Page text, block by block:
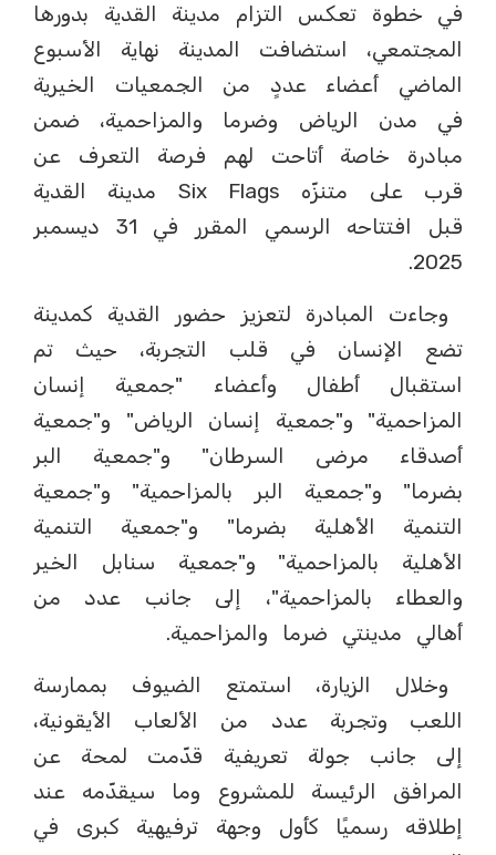
في خطوة تعكس التزام مدينة القدية بدورها
المجتمعي، استضافت المدينة نهاية الأسبوع
الماضي أعضاء عددٍ من الجمعيات الخيرية
في مدن الرياض وضرما والمزاحمية، ضمن
مبادرة خاصة أتاحت لهم فرصة التعرف عن
قرب على متنزّه Six Flags مدينة القدية
قبل افتتاحه الرسمي المقرر في 31 ديسمبر
2025.
وجاءت المبادرة لتعزيز حضور القدية كمدينة
تضع الإنسان في قلب التجربة، حيث تم
استقبال أطفال وأعضاء "جمعية إنسان
المزاحمية" و"جمعية إنسان الرياض" و"جمعية
أصدقاء مرضى السرطان" و"جمعية البر
بضرما" و"جمعية البر بالمزاحمية" و"جمعية
التنمية الأهلية بضرما" و"جمعية التنمية
الأهلية بالمزاحمية" و"جمعية سنابل الخير
والعطاء بالمزاحمية"، إلى جانب عدد من
أهالي مدينتي ضرما والمزاحمية.
وخلال الزيارة، استمتع الضيوف بممارسة
اللعب وتجربة عدد من الألعاب الأيقونية،
إلى جانب جولة تعريفية قدّمت لمحة عن
المرافق الرئيسة للمشروع وما سيقدّمه عند
إطلاقه رسميًا كأول وجهة ترفيهية كبرى في